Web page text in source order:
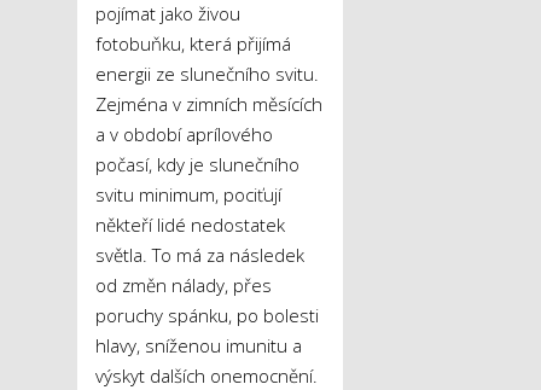
pojímat jako živou
fotobuňku, která přijímá
energii ze slunečního svitu.
Zejména v zimních měsících
a v období aprílového
počasí, kdy je slunečního
svitu minimum, pociťují
někteří lidé nedostatek
světla. To má za následek
od změn nálady, přes
poruchy spánku, po bolesti
hlavy, sníženou imunitu a
výskyt dalších onemocnění.